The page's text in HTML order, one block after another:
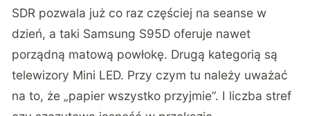
SDR pozwala już co raz częściej na seanse w
dzień, a taki Samsung S95D oferuje nawet
porządną matową powłokę. Drugą kategorią są
telewizory Mini LED. Przy czym tu należy uważać
na to, że „papier wszystko przyjmie”. I liczba stref